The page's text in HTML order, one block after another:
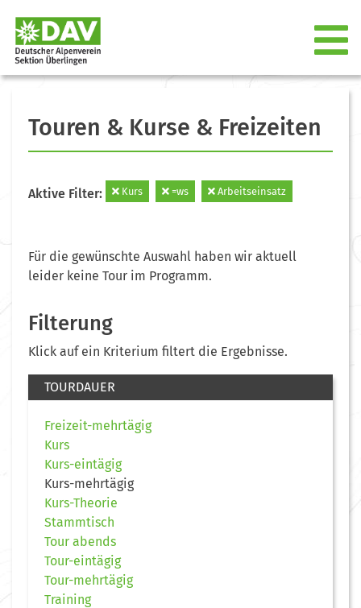
Touren & Kurse & Freizeiten
Aktive Filter: Kurs =ws Arbeitseinsatz
Für die gewünschte Auswahl haben wir aktuell
leider keine Tour im Programm.
Filterung
Klick auf ein Kriterium filtert die Ergebnisse.
TOURDAUER
Freizeit-mehrtägig
Kurs
Kurs-eintägig
Kurs-mehrtägig
Kurs-Theorie
Stammtisch
Tour abends
Tour-eintägig
Tour-mehrtägig
Training